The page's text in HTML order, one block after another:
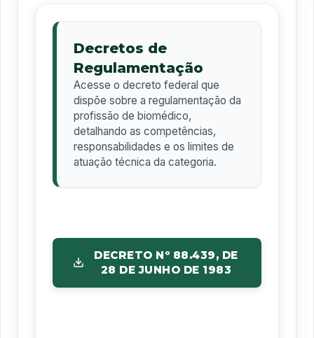
Decretos de
Regulamentação
Acesse o decreto federal que
dispõe sobre a regulamentação da
profissão de biomédico,
detalhando as competências,
responsabilidades e os limites de
atuação técnica da categoria.
DECRETO Nº 88.439, DE
28 DE JUNHO DE 1983